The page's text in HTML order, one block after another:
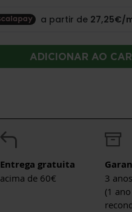
ADICIONAR AO
Entrega gratuita
acima de 60€
3 anos
(1